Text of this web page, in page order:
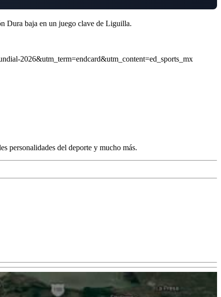
Dura baja en un juego clave de Liguilla.
2026&utm_term=endcard&utm_content=ed_sports_mx
personalidades del deporte y mucho más.